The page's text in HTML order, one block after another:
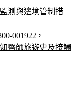
測與邊境管制措
001922，